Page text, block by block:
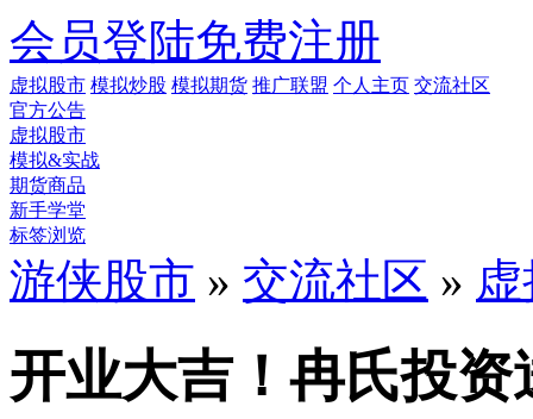
会员登陆免费注册
虚拟股市 模拟炒股 模拟期货 推广联盟 个人主页 交流社区
官方公告
虚拟股市
模拟&实战
期货商品
新手学堂
标签浏览
游侠股市 » 交流社区 »
开业大吉！冉氏投